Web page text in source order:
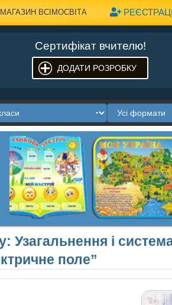
ВСІМОСВІТА
Сертифікат вчителю!
ДОДАТИ РОЗРОБКУ
Узагальнення і
поле”